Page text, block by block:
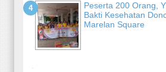
Peserta 200 Orang,
Bakti Kesehatan
Marelan Square
-